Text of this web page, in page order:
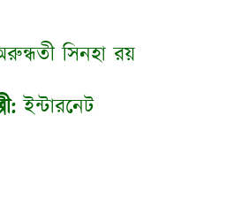
সিনহা রয়
ইন্টারনেট